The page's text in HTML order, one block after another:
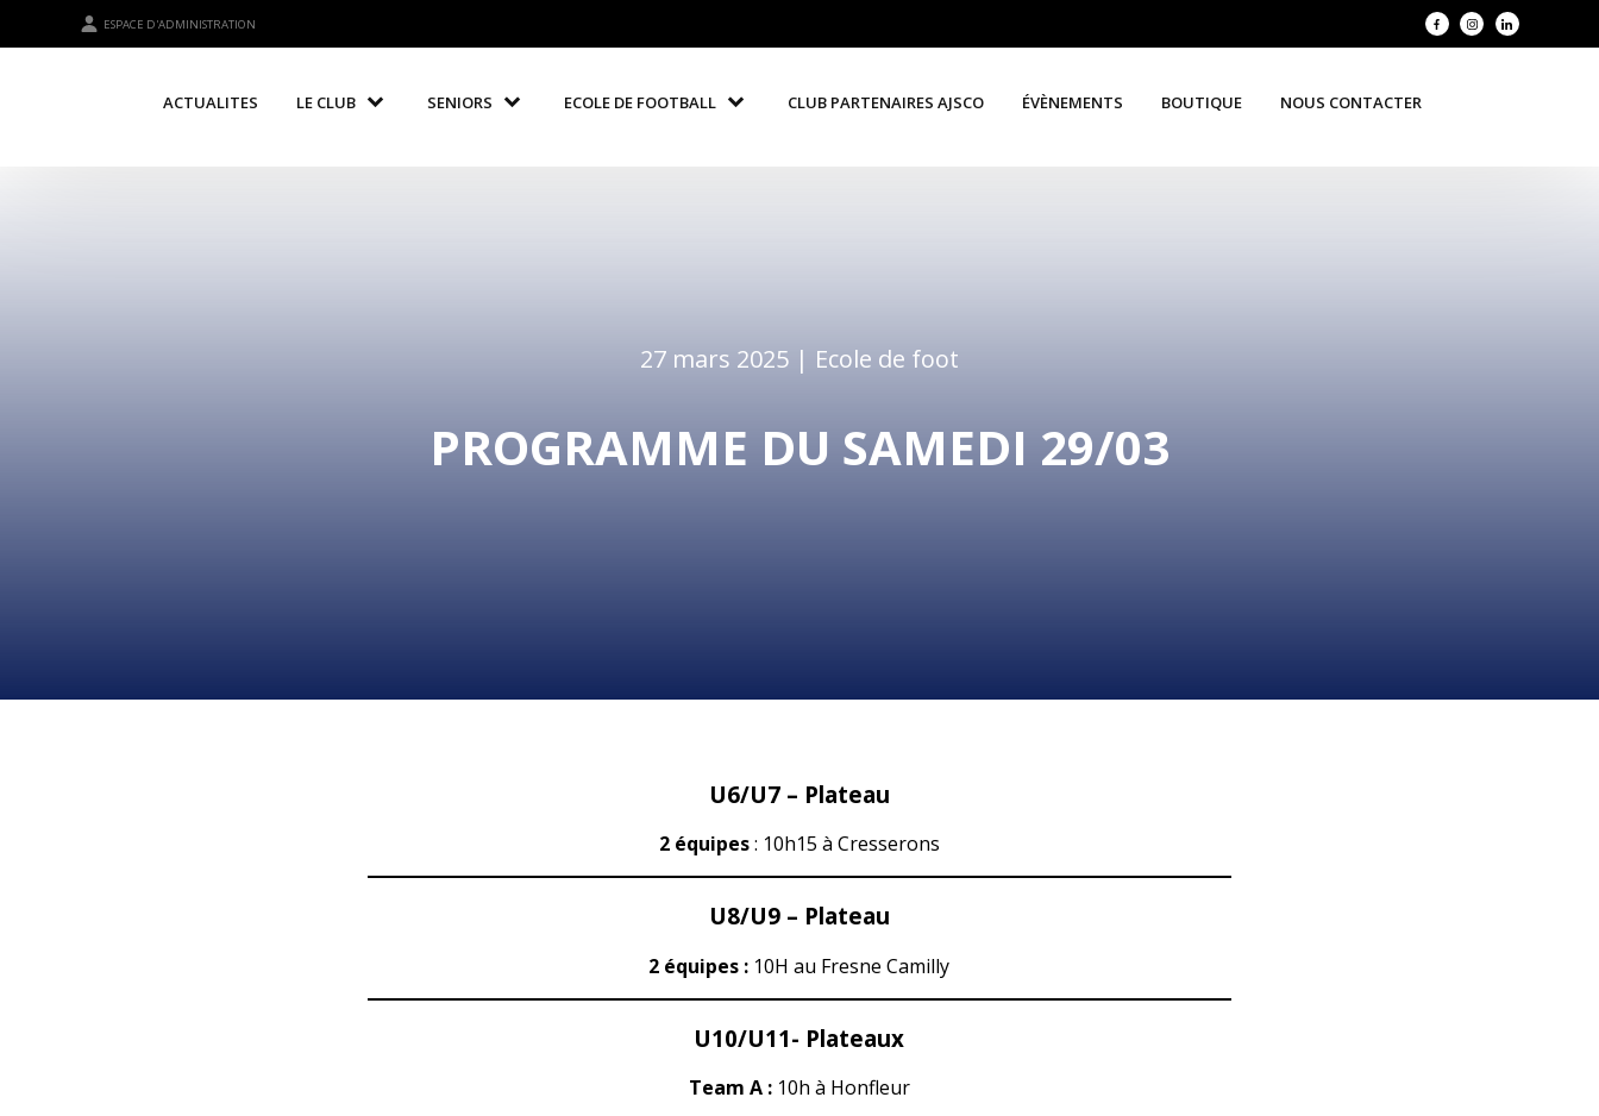
ESPACE D'ADMINISTRATION
ACTUALITES LE CLUB SENIORS ECOLE DE FOOTBALL CLUB PARTENAIRES AJSCO ÉVÈNEMENTS BOUTIQUE NOUS CONTACTER
27 mars 2025 | Ecole de foot
PROGRAMME DU SAMEDI 29/03
U6/U7 – Plateau
2 équipes: 10h15 à Cresserons
U8/U9 – Plateau
2 équipes : 10H au Fresne Camilly
U10/U11- Plateaux
Team A :10h à Honfleur